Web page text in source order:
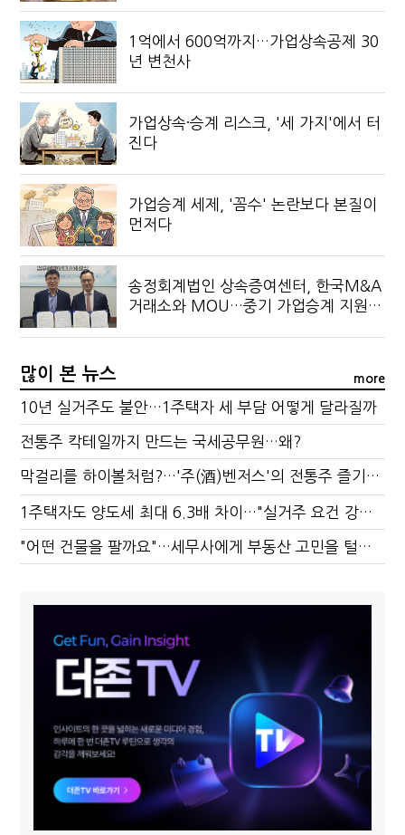
1억에서 600억까지…가업상속공제 30
년 변천사
가업상속·승계 리스크, '세 가지'에서 터
진다
가업승계 세제, '꼼수' 논란보다 본질이
먼저다
송정회계법인 상속증여센터, 한국M&A
거래소와 MOU…중기 가업승계 지원
많이 본 뉴스 more
10년 실거주도 불안…1주택자 세 부담 어떻게 달라질까
전통주 칵테일까지 만드는 국세공무원…왜?
막걸리를 하이볼처럼?…'주(酒)벤저스'의 전통주 즐기는 법
1주택자도 양도세 최대 6.3배 차이…"실거주 요건 강화하자"
"어떤 건물을 팔까요"…세무사에게 부동산 고민을 털어놓는 이유